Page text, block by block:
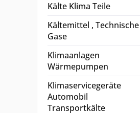
Kälte Klima Teile
Kältemittel , Technische
Gase
Klimaanlagen
Wärmepumpen
Klimaservicegeräte
Automobil
Transportkälte